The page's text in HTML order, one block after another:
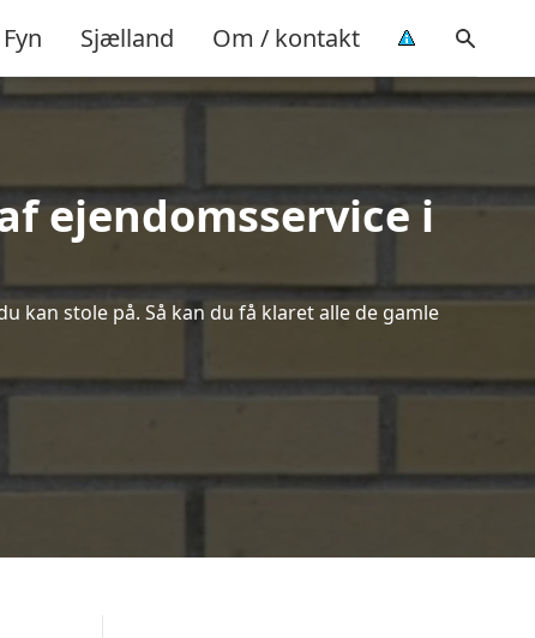
Fyn Sjælland Om / kontakt
ejendomsservice i
kan stole på. Så kan du få klaret alle de gamle